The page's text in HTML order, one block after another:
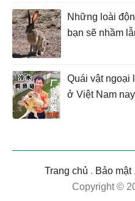
Những loài
bạn sẽ nhầm
Quái vật ngoại
ở Việt Nam
Trang chủ . Bảo mật.
Copyright ©